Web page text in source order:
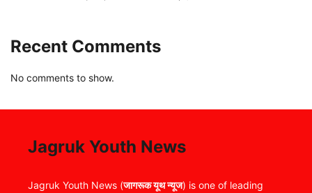
Recent Comments
No comments to show.
Jagruk Youth News
Jagruk Youth News (जागरूक यूथ न्यूज) is one of leading